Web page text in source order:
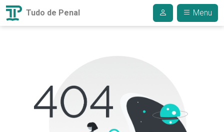
Tudo de Penal Menu